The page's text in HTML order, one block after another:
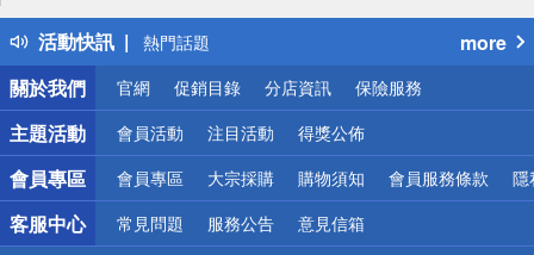
活動快訊
得獎公告
熱門話題
銀行優惠
偏遠地區配送
詐騙網頁！請小心！
more
關於我們
官網 促銷目錄 分店資訊 保險服務
主題活動 會員活動 注目活動 得獎公佈
會員專區 會員專區 大宗採購 購物須知 會員服務條款 隱
客服中心 常見問題 服務公告 意見信箱